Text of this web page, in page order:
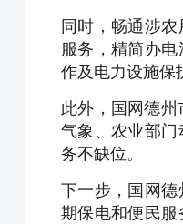
同时，畅通涉
服务，精简办
作及电力设施保
此外，国网德
气象、农业部
务不缺位。
下一步，国网
期保电和便民